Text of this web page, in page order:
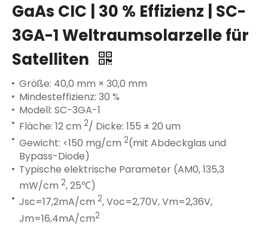
GaAs CIC | 30 % Effizienz | SC-
3GA-1 Weltraumsolarzelle für
Satelliten
Größe: 40,0 mm × 30,0 mm
Mindesteffizienz: 30 %
Modell: SC-3GA-1
Fläche: 12 cm 2/ Dicke: 155 ± 20 um
Gewicht: <150 mg/cm 2(mit Abdeckglas und
Bypass-Diode)
Typische elektrische Parameter (AM0, 135,3
mW/cm 2, 25℃)
Jsc=17,2mA/cm 2, Voc=2,70V, Vm=2,36V,
Jm=16,4mA/cm2